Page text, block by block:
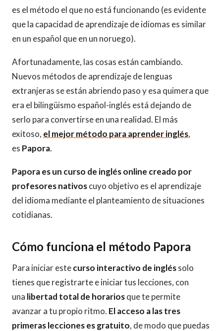
es el método el que no está funcionando (es evidente
que la capacidad de aprendizaje de idiomas es similar
en un español que en un noruego).
Afortunadamente, las cosas están cambiando.
Nuevos métodos de aprendizaje de lenguas
extranjeras se están abriendo paso y esa quimera que
era el bilingüismo español-inglés está dejando de
serlo para convertirse en una realidad. El más
exitoso, el mejor método para aprender inglés,
es Papora.
Papora es un curso de inglés online creado por
profesores nativoscuyo objetivo es el aprendizaje
del idioma mediante el planteamiento de situaciones
cotidianas.
Cómo funciona el método Papora
Para iniciar estecurso interactivo de ingléssolo
tienes que registrarte e iniciar tus lecciones, con
una libertad total de horariosque te permite
avanzar a tu propio ritmo. El acceso a las tres
primeras lecciones es gratuito, de modo que puedas